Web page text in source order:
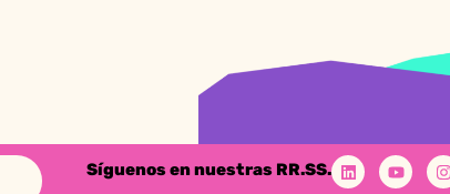
Síguenos en nuestras RR.SS.